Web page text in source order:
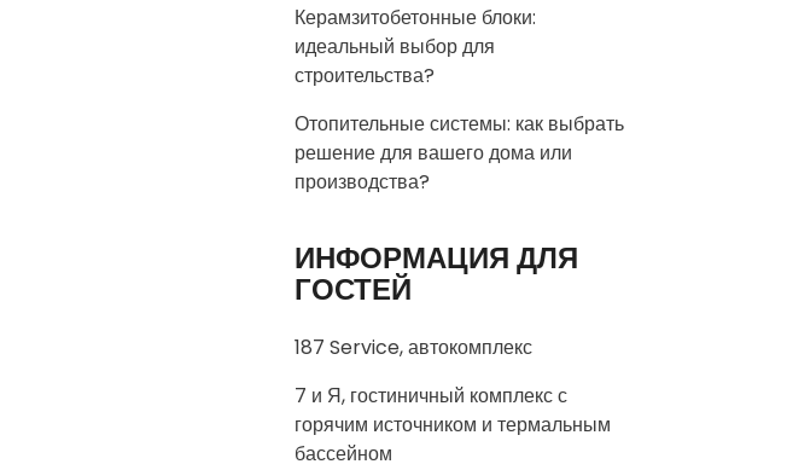
Керамзитобетонные блоки:
идеальный выбор для
строительства?
Отопительные системы: как выбрать
решение для вашего дома или
производства?
ИНФОРМАЦИЯ ДЛЯ
ГОСТЕЙ
187 Service, автокомплекс
7 и Я, гостиничный комплекс с
горячим источником и термальным
бассейном